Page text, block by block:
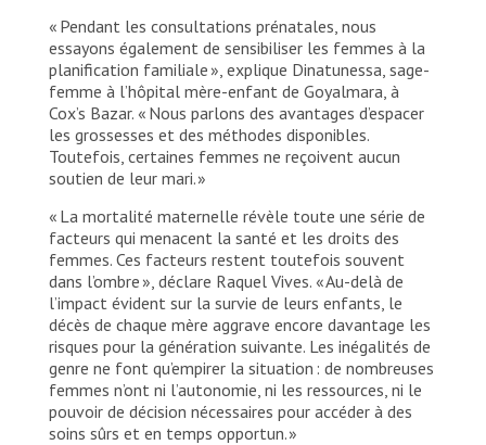
« Pendant les consultations prénatales, nous
essayons également de sensibiliser les femmes à la
planification familiale », explique Dinatunessa, sage-
femme à l’hôpital mère-enfant de Goyalmara, à
Cox’s Bazar. « Nous parlons des avantages d’espacer
les grossesses et des méthodes disponibles.
Toutefois, certaines femmes ne reçoivent aucun
soutien de leur mari. »
« La mortalité maternelle révèle toute une série de
facteurs qui menacent la santé et les droits des
femmes. Ces facteurs restent toutefois souvent
dans l’ombre », déclare Raquel Vives. « Au-delà de
l’impact évident sur la survie de leurs enfants, le
décès de chaque mère aggrave encore davantage les
risques pour la génération suivante. Les inégalités de
genre ne font qu’empirer la situation : de nombreuses
femmes n’ont ni l’autonomie, ni les ressources, ni le
pouvoir de décision nécessaires pour accéder à des
soins sûrs et en temps opportun. »